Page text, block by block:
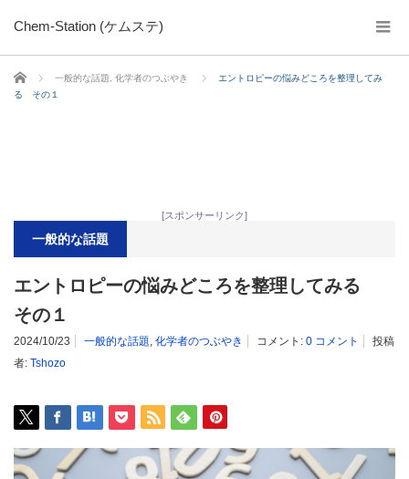
Chem-Station (ケムステ)
ホーム 一般的な話題 化学者のつぶやき
エントロピーの悩みどころを整理してみ
る その１
[スポンサーリンク]
一般的な話題
エントロピーの悩みどころを整理してみる
その１
2024/10/23 一般的な話題, 化学者のつぶやき コメント: 0 コメント
投稿
者: Tshozo